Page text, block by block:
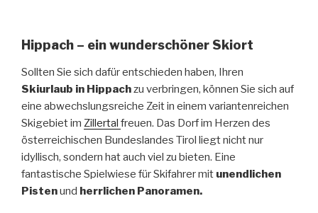
Hippach – ein wunderschöner Skiort
Sollten Sie sich dafür entschieden haben, Ihren
Skiurlaub in Hippachzu verbringen, können Sie sich auf
eine abwechslungsreiche Zeit in einem variantenreichen
Skigebiet im Zillertal freuen. Das Dorf im Herzen des
österreichischen Bundeslandes Tirol liegt nicht nur
idyllisch, sondern hat auch viel zu bieten. Eine
fantastische Spielwiese für Skifahrer mit unendlichen
Pistenund herrlichen Panoramen.